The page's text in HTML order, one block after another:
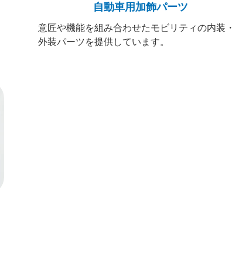
自動車用加飾パーツ
意匠や機能を組み合わせたモビリティの内装・
外装パーツを提供しています。